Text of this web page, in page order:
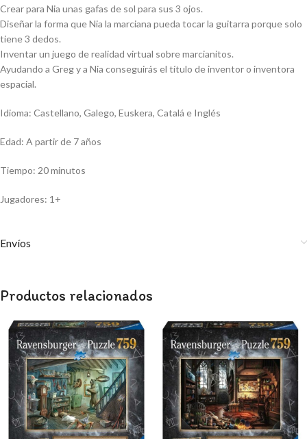
Crear para Nia unas gafas de sol para sus 3 ojos.
Diseñar la forma que Nia la marciana pueda tocar la guitarra porque solo
tiene 3 dedos.
Inventar un juego de realidad virtual sobre marcianitos.
Ayudando a Greg y a Nia conseguirás el título de inventor o inventora
espacial.
Idioma: Castellano, Galego, Euskera, Catalá e Inglés
Edad: A partir de 7 años
Tiempo: 20 minutos
Jugadores: 1+
Envíos
Productos relacionados